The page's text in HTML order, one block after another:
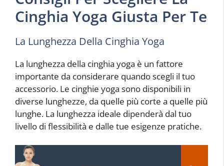
Cinghia Yoga Giusta Per Te
La Lunghezza Della Cinghia Yoga
La lunghezza della cinghia yoga è un fattore
importante da considerare quando scegli il tuo
accessorio. Le cinghie yoga sono disponibili in
diverse lunghezze, da quelle più corte a quelle più
lunghe. La lunghezza ideale dipenderà dal tuo
livello di flessibilità e dalle tue esigenze pratiche.